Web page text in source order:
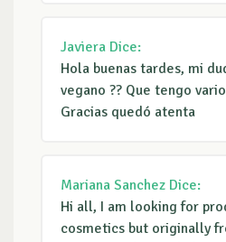
Javiera Dice:
Hola buenas tardes, mi
vegano ?? Que tengo
Gracias quedó atenta
Mariana Sanchez Dice:
Hi all, I am looking for
cosmetics but originally